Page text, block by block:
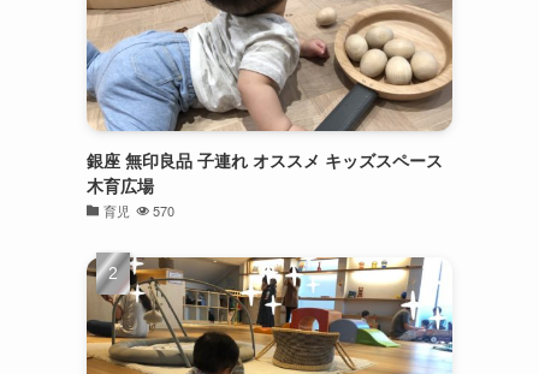
銀座 無印良品 子連れ オススメ キッズスペース
木育広場
育児 570